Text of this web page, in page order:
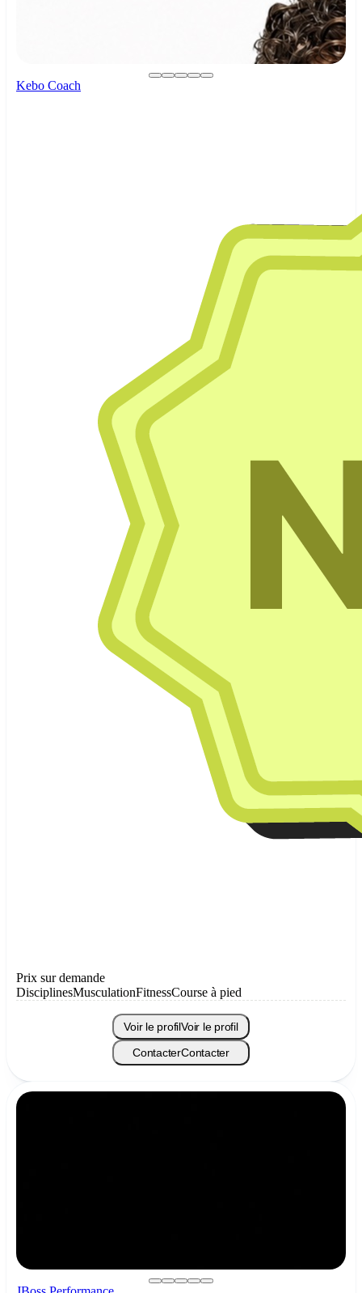
Kebo Coach
Prix sur demande
DisciplinesMusculationFitnessCourse à pied
Voir le profilVoir le profil
ContacterContacter